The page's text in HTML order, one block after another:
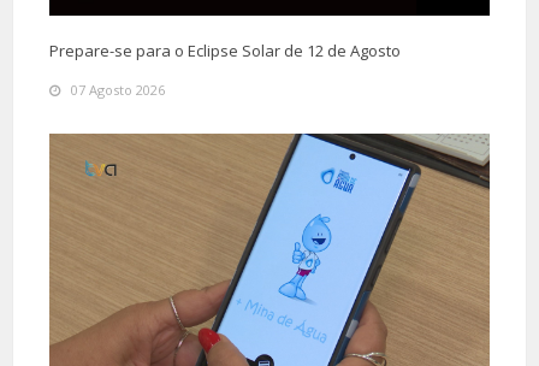
Prepare-se para o Eclipse Solar de 12 de Agosto
07 Agosto 2026